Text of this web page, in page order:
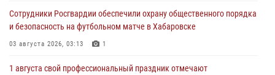
Сотрудники Росгвардии обеспечили охрану общественного порядка
и безопасность на футбольном матче в Хабаровске
03 августа 2026, 03:13 1
1 августа свой профессиональный праздник отмечают